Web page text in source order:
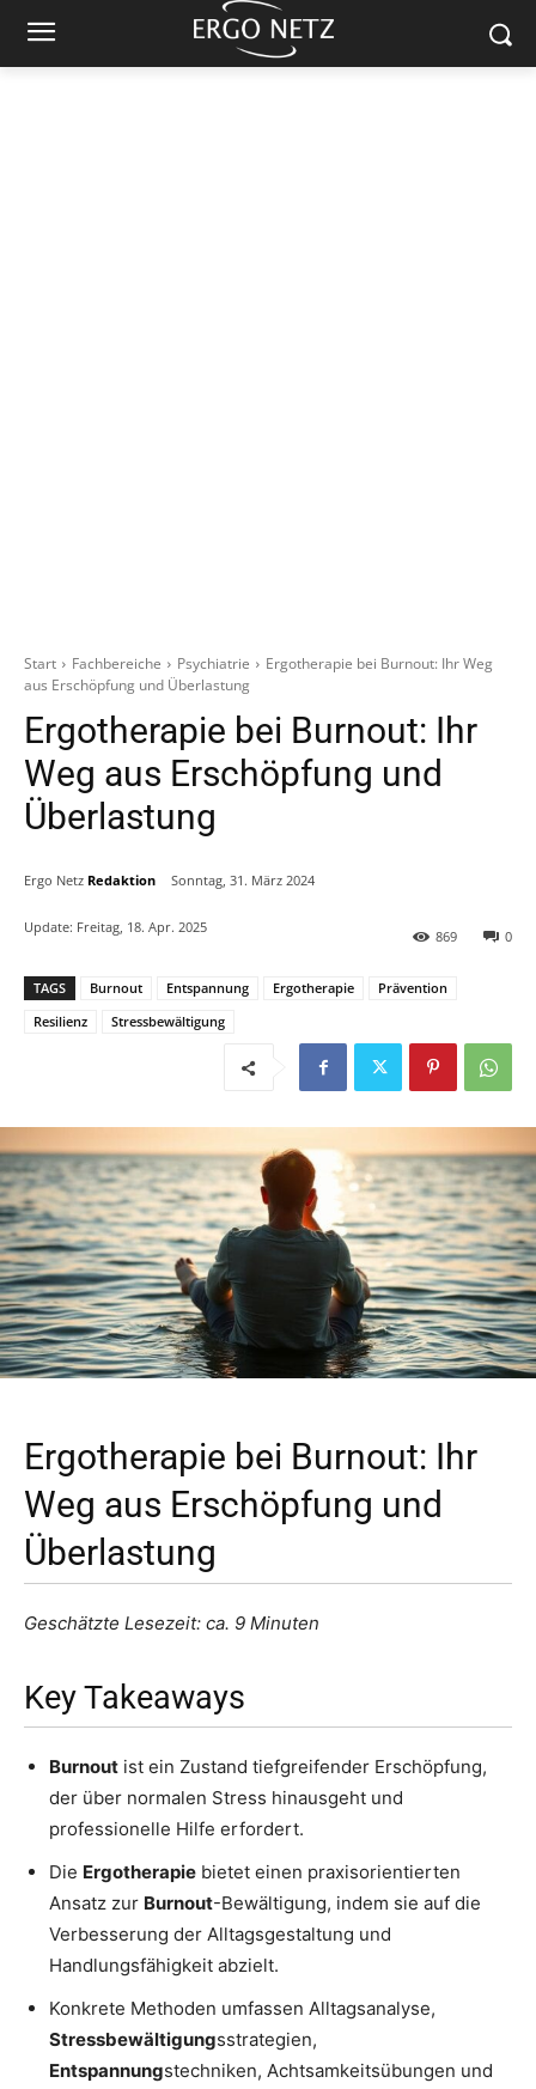
Start Fachbereiche Psychiatrie
Ergotherapie bei Burnout: Ihr Weg
aus Erschöpfung und Überlastung
Ergotherapie bei Burnout: Ihr
Weg aus Erschöpfung und
Überlastung
Ergo Netz Redaktion Sonntag, 31. März 2024
Update: Freitag, 18. Apr. 2025
0
869
TAGS Burnout Entspannung Ergotherapie
Prävention
Resilienz
Stressbewältigung
Ergotherapie bei Burnout: Ihr
Weg aus Erschöpfung und
Überlastung
Geschätzte Lesezeit: ca. 9 Minuten
Key Takeaways
Burnout ist ein Zustand tiefgreifender Erschöpfung,
der über normalen Stress hinausgeht und
professionelle Hilfe erfordert.
Die Ergotherapie bietet einen praxisorientierten
Ansatz zur Burnout-Bewältigung, indem sie auf die
Verbesserung der Alltagsgestaltung und
Handlungsfähigkeit abzielt.
Konkrete Methoden umfassen Alltagsanalyse,
Stressbewältigungsstrategien,
Entspannungstechniken, Achtsamkeitsübungen und